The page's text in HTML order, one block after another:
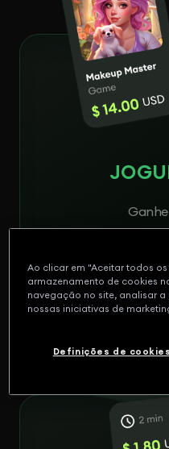
Ao clicar em "Aceitar todos
armazenamento de cookies
navegação no site, analisar
nossas iniciativas de
Definições de cookies